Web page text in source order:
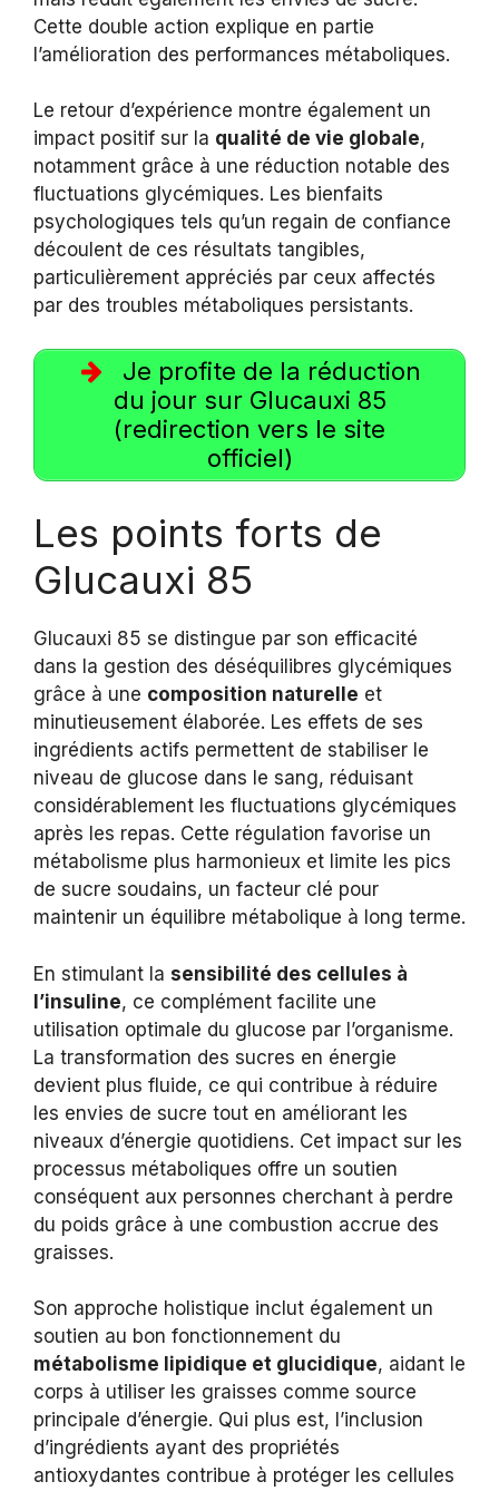
Cette double action explique en partie
l’amélioration des performances métaboliques.
Le retour d’expérience montre également un
impact positif sur la qualité de vie globale,
notamment grâce à une réduction notable des
fluctuations glycémiques. Les bienfaits
psychologiques tels qu’un regain de confiance
découlent de ces résultats tangibles,
particulièrement appréciés par ceux affectés
par des troubles métaboliques persistants.
Je profite de la réduction
du jour sur Glucauxi 85
(redirection vers le site
officiel)
Les points forts de
Glucauxi 85
Glucauxi 85 se distingue par son efficacité
dans la gestion des déséquilibres glycémiques
grâce à une composition naturelle et
minutieusement élaborée. Les effets de ses
ingrédients actifs permettent de stabiliser le
niveau de glucose dans le sang, réduisant
considérablement les fluctuations glycémiques
après les repas. Cette régulation favorise un
métabolisme plus harmonieux et limite les pics
de sucre soudains, un facteur clé pour
maintenir un équilibre métabolique à long terme.
En stimulant la sensibilité des cellules à
l’insuline, ce complément facilite une
utilisation optimale du glucose par l’organisme.
La transformation des sucres en énergie
devient plus fluide, ce qui contribue à réduire
les envies de sucre tout en améliorant les
niveaux d’énergie quotidiens. Cet impact sur les
processus métaboliques offre un soutien
conséquent aux personnes cherchant à perdre
du poids grâce à une combustion accrue des
graisses.
Son approche holistique inclut également un
soutien au bon fonctionnement du
métabolisme lipidique et glucidique, aidant le
corps à utiliser les graisses comme source
principale d’énergie. Qui plus est, l’inclusion
d’ingrédients ayant des propriétés
antioxydantes contribue à protéger les cellules